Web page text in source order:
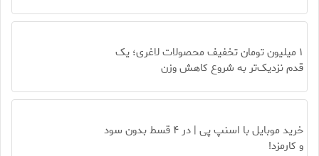
۱ میلیون تومان تخفیف محصولات لاغری؛ یک
قدم نزدیک‌تر به شروع کاهش وزن
خرید موبایل با اسنپ پی | در ۴ قسط بدون سود
و کارمزد!